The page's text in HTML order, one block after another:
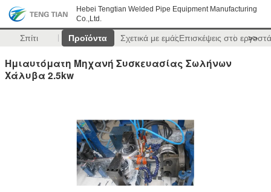
Hebei Tengtian Welded Pipe Equipment Manufacturing
Co.,Ltd.
Σπίτι Προϊόντα Σχετικά με εμάςΕπισκέψεις στο >>
Ημιαυτόματη Μηχανή Συσκευασίας Σωλήνων
Χάλυβα 2.5kw